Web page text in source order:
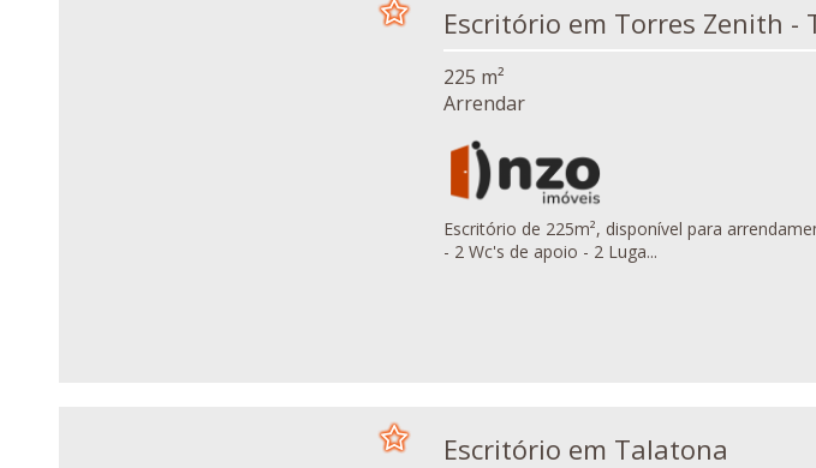
Escritório em Torres
225 m²
Arrendar
Escritório de 225m², disponível para arrendamento, localizado nas
- 2 Wc's de apoio - 2 Luga...
Escritório em Talatona